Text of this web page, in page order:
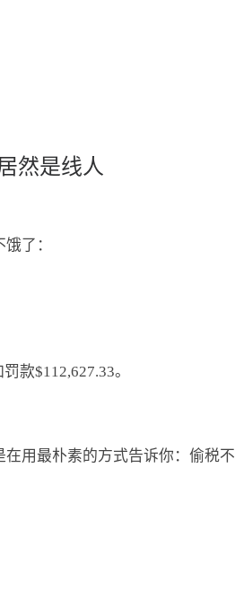
然是线人
了：
款$112,627.33。
用最朴素的方式告诉你：偷税